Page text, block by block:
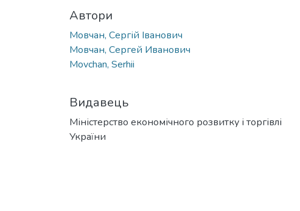
Автори
Мовчан, Сергій Іванович
Мовчан, Сергей Иванович
Movchan, Serhii
Видавець
Міністерство економічного розвитку і торгівлі
України